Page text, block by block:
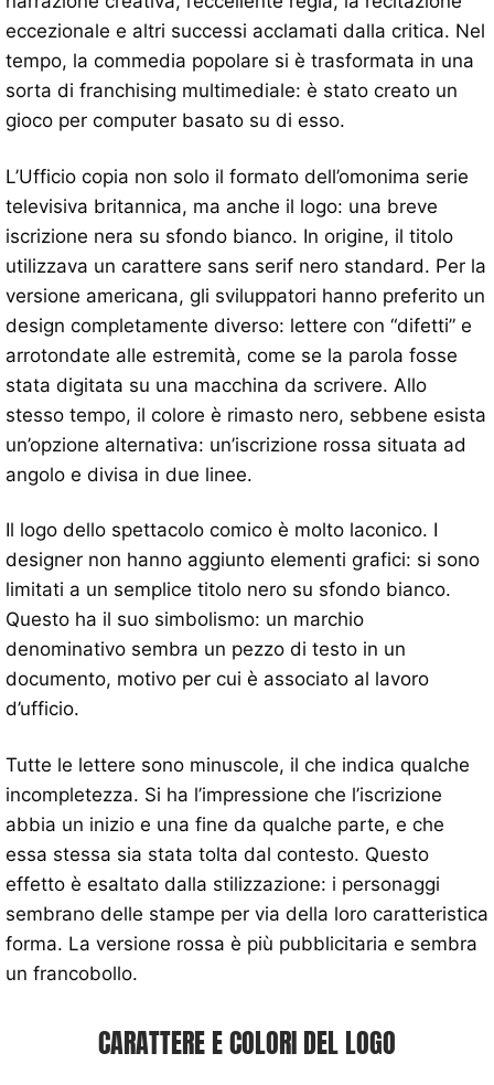
eccezionale e altri successi acclamati dalla critica. Nel
tempo, la commedia popolare si è trasformata in una
sorta di franchising multimediale: è stato creato un
gioco per computer basato su di esso.
L’Ufficio copia non solo il formato dell’omonima serie
televisiva britannica, ma anche il logo: una breve
iscrizione nera su sfondo bianco. In origine, il titolo
utilizzava un carattere sans serif nero standard. Per la
versione americana, gli sviluppatori hanno preferito un
design completamente diverso: lettere con “difetti” e
arrotondate alle estremità, come se la parola fosse
stata digitata su una macchina da scrivere. Allo
stesso tempo, il colore è rimasto nero, sebbene esista
un’opzione alternativa: un’iscrizione rossa situata ad
angolo e divisa in due linee.
Il logo dello spettacolo comico è molto laconico. I
designer non hanno aggiunto elementi grafici: si sono
limitati a un semplice titolo nero su sfondo bianco.
Questo ha il suo simbolismo: un marchio
denominativo sembra un pezzo di testo in un
documento, motivo per cui è associato al lavoro
d’ufficio.
Tutte le lettere sono minuscole, il che indica qualche
incompletezza. Si ha l’impressione che l’iscrizione
abbia un inizio e una fine da qualche parte, e che
essa stessa sia stata tolta dal contesto. Questo
effetto è esaltato dalla stilizzazione: i personaggi
sembrano delle stampe per via della loro caratteristica
forma. La versione rossa è più pubblicitaria e sembra
un francobollo.
CARATTERE E COLORI DEL LOGO